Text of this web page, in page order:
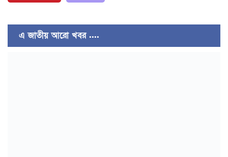
এ জাতীয় আরো খবর ....